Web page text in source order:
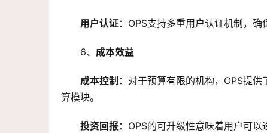
用户认证：OPS支持多重用户认证机制，确
6、 成本效益
成本控制 ：对于预算有限的机构，OPS提
算模块。
投资回报 ：OPS的可升级性意味着用户可